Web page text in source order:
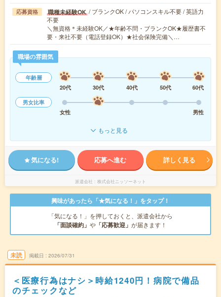
応募資格 職種未経験OK / ブランクOK / パソコンスキル不要 / 英語力
不要
＼無資格＊未経験OK／★年齢不問・ブランクOK★履歴書不
要・来社不要（電話登録OK）★社会保険完備＼…
職場の雰囲気
年齢層
20代
30代 40代 50代
60代
男女比率
女性
男性
もっと見る
気になる! 応募へ進む 詳しく見る
派遣会社 株式会社ニッソーネット
興味があったら「★気になる！」をタップ！
「気になる！」を押しておくと、派遣会社から
「面談確約」 や 「応募歓迎」 が届きます！
未読 掲載日 2026/07/31
＜医療行為はナシ＞時給1240円！病院で備品
のチェックなど